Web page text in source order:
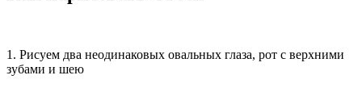
1. Рисуем два неодинаковых овальных глаза, рот с верхними
зубами и шею